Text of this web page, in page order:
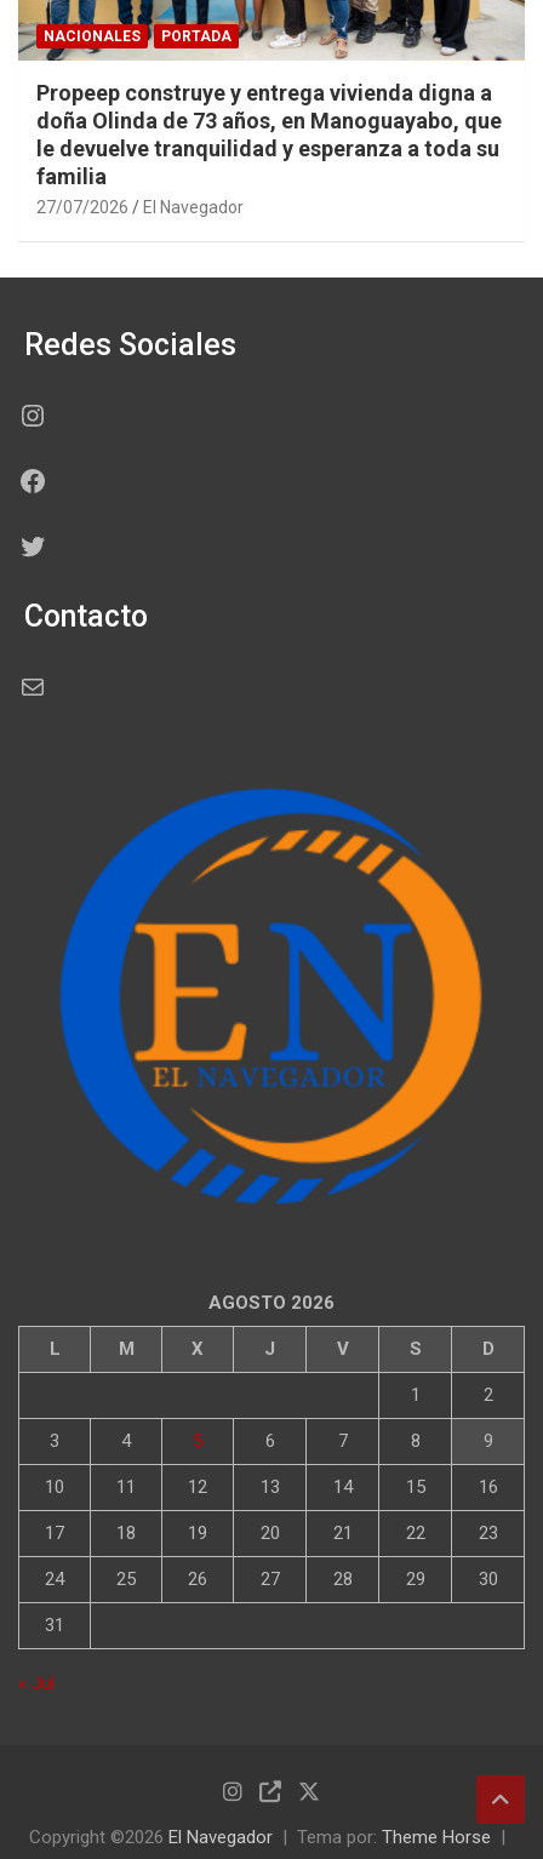
NACIONALES PORTADA
Propeep construye y entrega vivienda digna a
doña Olinda de 73 años, en Manoguayabo, que
le devuelve tranquilidad y esperanza a toda su
familia
27/07/2026 El Navegador
Redes Sociales
Instagram
Facebook
Twitter
Contacto
Correo electrónico
AGOSTO 2026
L M X J V S D
1 2
3 4 5 6 7 8 9
10 11 12 13 14 15 16
17 18 19 20 21 22 23
24 25 26 27 28 29 30
31
« Jul
Copyright ©2026 El Navegador Tema por: Theme Horse